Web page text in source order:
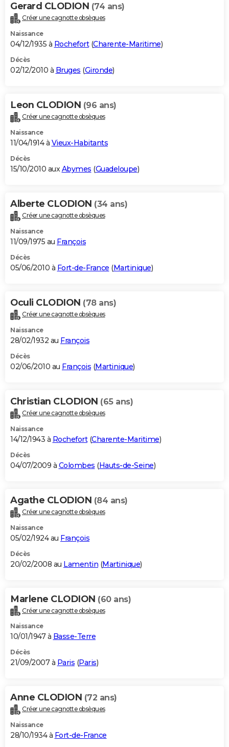
Gerard CLODION (74 ans)
Créer une cagnotte obsèques
Naissance
04/12/1935 à Rochefort(Charente-Maritime)
Décès
02/12/2010 à Bruges (Gironde)
Leon CLODION (96 ans)
Créer une cagnotte obsèques
Naissance
11/04/1914 à Vieux-Habitants
Décès
15/10/2010 auxAbymes (Guadeloupe)
Alberte CLODION (34 ans)
Créer une cagnotte obsèques
Naissance
11/09/1975 au François
Décès
05/06/2010 à Fort-de-France (Martinique)
Oculi CLODION (78 ans)
Créer une cagnotte obsèques
Naissance
28/02/1932 au François
Décès
02/06/2010 au François (Martinique)
Christian CLODION (65 ans)
Créer une cagnotte obsèques
Naissance
14/12/1943 à Rochefort(Charente-Maritime)
Décès
04/07/2009 à Colombes (Hauts-de-Seine)
Agathe CLODION (84 ans)
Créer une cagnotte obsèques
Naissance
05/02/1924 au François
Décès
20/02/2008 au Lamentin (Martinique)
Marlene CLODION (60 ans)
Créer une cagnotte obsèques
Naissance
10/01/1947 à Basse-Terre
Décès
21/09/2007 à Paris (Paris)
Anne CLODION (72 ans)
Créer une cagnotte obsèques
Naissance
28/10/1934 à Fort-de-France